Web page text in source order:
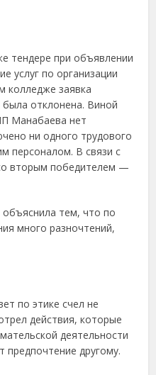
тендере при объявлении
услуг по организации
колледже заявка
отклонена. Виной
Манабаева нет
ни одного трудового
персоналом. В связи с
вторым победителем —
тем, что по
много разночтений,
по этике счел не
действия, которые
деятельности
другому.